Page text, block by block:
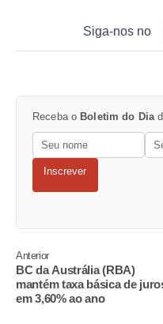
Siga-nos no
Receba o Boletim do Dia
Inscrever
Anterior
BC da Austrália (RBA)
mantém taxa básica de
em 3,60% ao ano